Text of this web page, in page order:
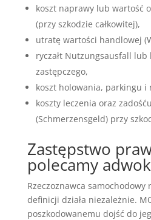
koszt naprawy lub wartość
(przy szkodzie całkowitej),
utratę wartości handlowej
ryczałt Nutzungsausfall lub
zastępczego,
koszt holowania, parkingu i
koszty leczenia oraz
(Schmerzensgeld) przy
Zastępstwo
polecamy
Rzeczoznawca
definicji działa niezależnie.
poszkodowanemu dojść do